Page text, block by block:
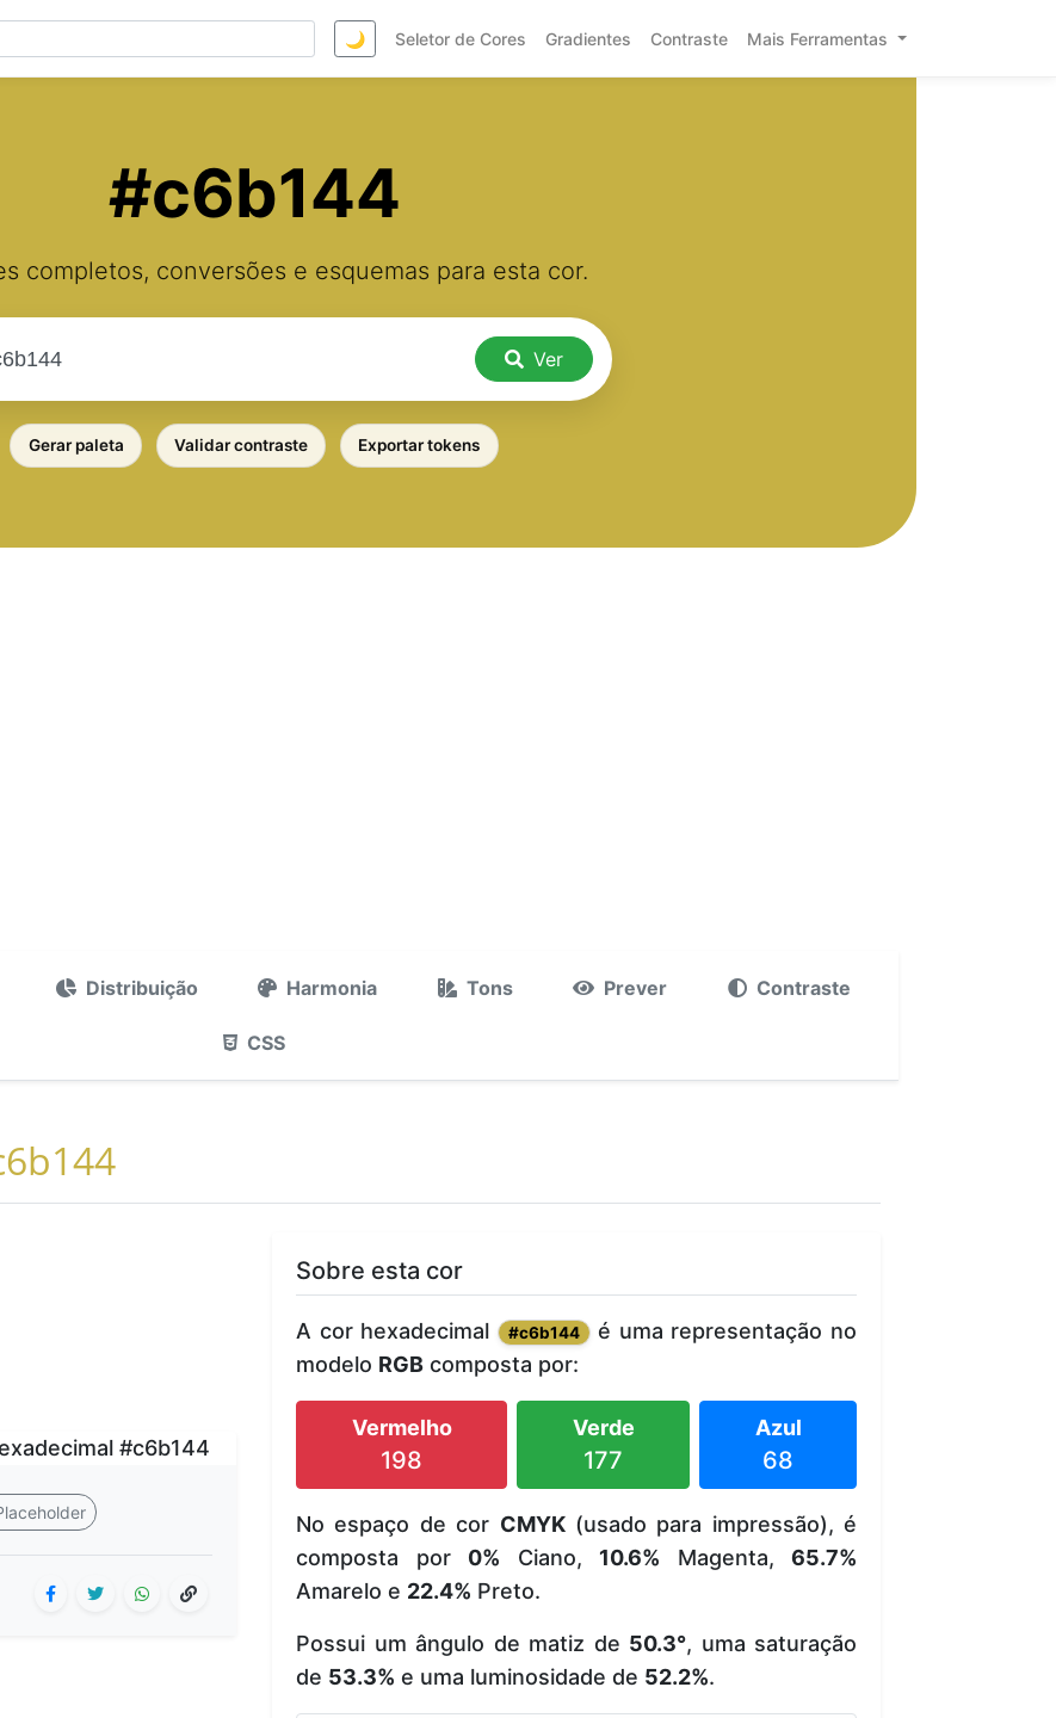
🌙 Seletor de Cores Gradientes Contraste Mais Ferramentas
#c6b144
completos, conversões e esquemas para esta cor.
Ver
Gerar paleta Validar contraste Exportar tokens
Distribuição Harmonia Tons Prever Contraste
CSS
Sobre esta cor
A cor hexadecimal #c6b144 é uma representação no
modelo RGB composta por:
Vermelho
198
Verde
177
Azul
68
No espaço de cor CMYK(usado para impressão), é
composta por 0% Ciano, 10.6% Magenta, 65.7%
Amarelo e 22.4% Preto.
Possui um ângulo de matiz de 50.3°, uma saturação
de 53.3% e uma luminosidade de 52.2%.